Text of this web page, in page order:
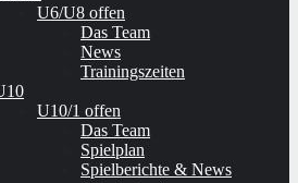
U6/U8 offen
Das Team
News
Trainingszeiten
U10/1 offen
Das Team
Spielplan
Spielberichte & News